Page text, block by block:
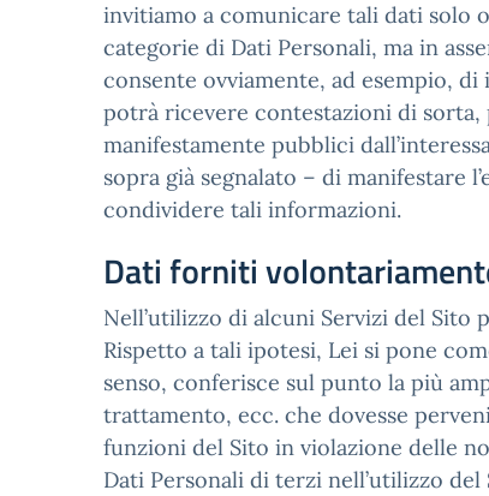
invitiamo a comunicare tali dati solo
categorie di Dati Personali, ma in
consente ovviamente, ad esempio,
potrà ricevere contestazioni di
manifestamente pubblici
sopra già segnalato – di manifestare
condividere tali informazioni.
Dati forniti
Nell’utilizzo di alcuni Servizi del
Rispetto a tali ipotesi, Lei si pone
senso, conferisce sul punto la più
trattamento, ecc. che dovesse
funzioni del Sito in violazione delle
Dati Personali di terzi nell’utilizzo